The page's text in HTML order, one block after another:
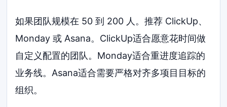
如果团队规模在 50 到 200 人。推荐 ClickUp、
Monday 或 Asana。ClickUp适合愿意花时间做
自定义配置的团队。Monday适合重进度追踪的
业务线。Asana适合需要严格对齐多项目目标的
组织。